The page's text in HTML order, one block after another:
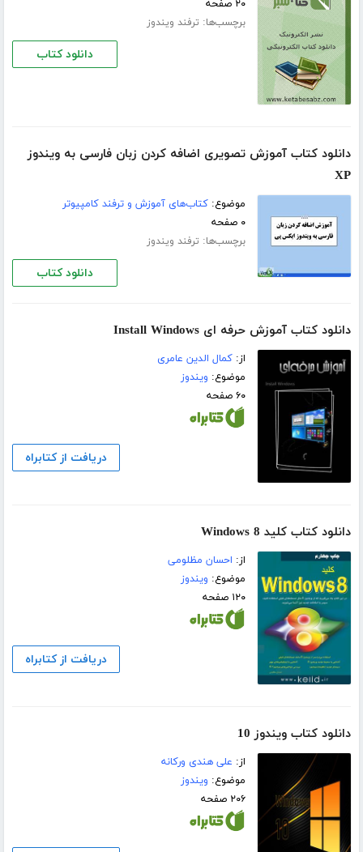
۲۰ صفحه
برچسب‌ها: ترفند ویندوز
دانلود کتاب
دانلود کتاب آموزش تصویری اضافه کردن زبان فارسی به ویندوز
XP
موضوع:کتاب‌های آموزش و ترفند کامپیوتر
۰ صفحه
برچسب‌ها: ترفند ویندوز
دانلود کتاب
دانلود کتاب آموزش حرفه ای Install Windows
از:کمال الدین عامری
موضوع: ویندوز
۶۰ صفحه
دریافت از کتابراه
دانلود کتاب کلید Windows 8
از: احسان مظلومی
موضوع: ویندوز
۱۲۰ صفحه
دریافت از کتابراه
دانلود کتاب ویندوز 10
از: علی هندی ورکانه
موضوع: ویندوز
۲۰۶ صفحه